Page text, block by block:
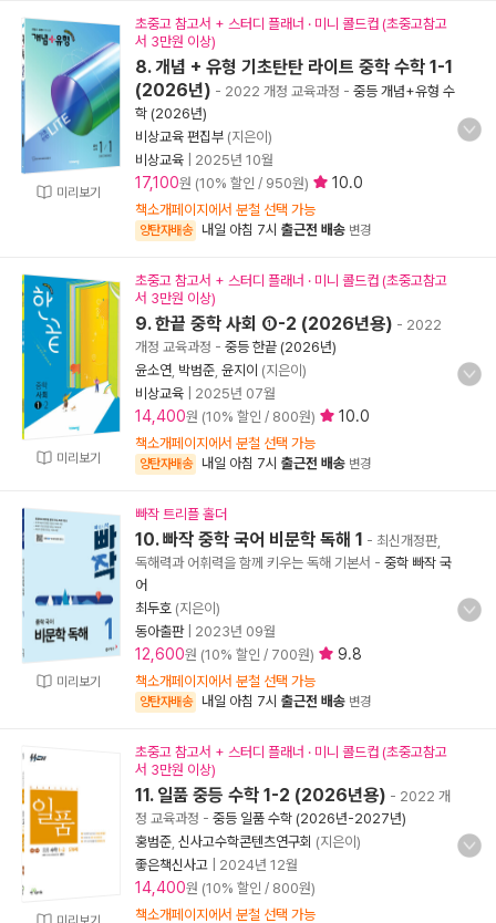
미리보기
초중고 참고서 + 스터디 플래너 · 미니 콜드컵 (초중고참고
서 3만원 이상)
8. 개념 + 유형 기초탄탄 라이트 중학 수학 1-1
(2026년) - 2022 개정 교육과정 - 중등 개념+유형 수
학 (2026년)
비상교육 편집부 (지은이)
비상교육
2025년 10월
17,100원 (10% 할인 / 950원) 10.0
책소개페이지에서 분철 선택 가능
양탄자배송 내일 아침 7시 출근전 배송 변경
미리보기
초중고 참고서 + 스터디 플래너 · 미니 콜드컵 (초중고참고
서 3만원 이상)
9. 한끝 중학 사회 ①-2 (2026년용) - 2022
개정 교육과정 - 중등 한끝 (2026년)
윤소연 박범준 윤지이 (지은이)
비상교육
2025년 07월
14,400원 (10% 할인 / 800원) 10.0
책소개페이지에서 분철 선택 가능
양탄자배송 내일 아침 7시 출근전 배송 변경
미리보기
빠작 트리플 홀더
10. 빠작 중학 국어 비문학 독해 1 - 최신개정판,
독해력과 어휘력을 함께 키우는 독해 기본서 - 중학 빠작 국
어
최두호 (지은이)
동아출판| 2023년 09월
12,600원 (10% 할인 / 700원) 9.8
책소개페이지에서 분철 선택 가능
양탄자배송 내일 아침 7시 출근전 배송 변경
초중고 참고서 + 스터디 플래너 · 미니 콜드컵 (초중고참고
서 3만원 이상)
11. 일품 중등 수학 1-2 (2026년용) - 2022 개
정 교육과정 - 중등 일품 수학 (2026년-2027년)
홍범준 신사고수학콘텐츠연구회 (지은이)
좋은책신사고
2024년 12월
14,400원 (10% 할인 / 800원)
책소개페이지에서 분철 선택 가능